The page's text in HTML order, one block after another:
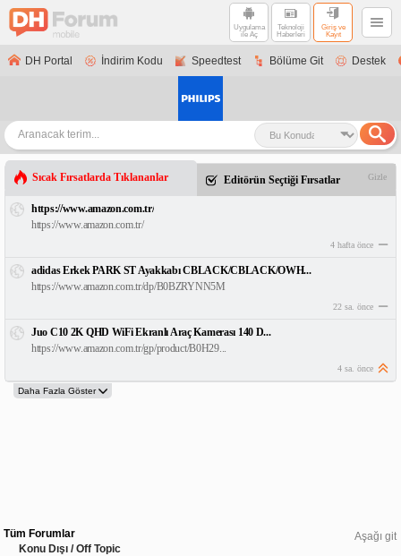
Uygulama
ile Aç
Teknoloji
Haberleri
Giriş ve
Kayıt
DH Portal İndirim Kodu Speedtest Bölüme Git Destek
Sıcak Fırsatlarda Tıklananlar Editörün Seçtiği Fırsatlar Gizle
https://www.amazon.com.tr/
https://www.amazon.com.tr/
4 hafta önce
adidas Erkek PARK ST Ayakkabı CBLACK/CBLACK/OWH...
https://www.amazon.com.tr/dp/B0BZRYNN5M
22 sa. önce
Juo C10 2K QHD WiFi Ekranlı Araç Kamerası 140 D...
https://www.amazon.com.tr/gp/product/B0H29...
4 sa. önce
Aşağı git
Tüm Forumlar
Konu Dışı / Off Topic